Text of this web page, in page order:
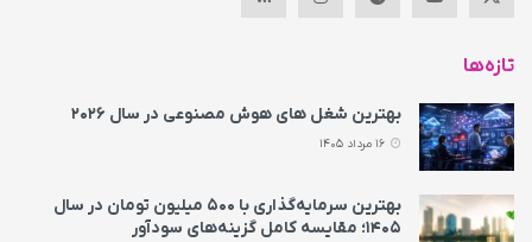
تازه‌ها
بهترین شغل های هوش مصنوعی در سال ۲۰۲۶
بهترین سرمایه‌گذاری با ۵۰۰ میلیون تومان در سال
۱۴۰۵؛ مقایسه کامل گزینه‌های سودآور